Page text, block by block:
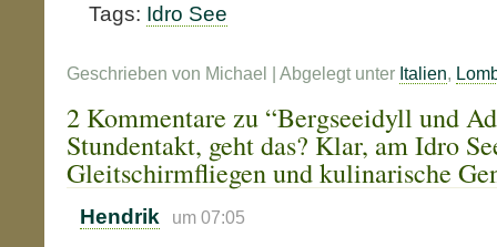
Tags: Idro See
Geschrieben von Michael | Abgelegt unter Italien,
2 Kommentare zu “Bergseeidyll und
Stundentakt, geht das? Klar, am Idro
Gleitschirmfliegen und kulinarische
Hendrik um 07:05